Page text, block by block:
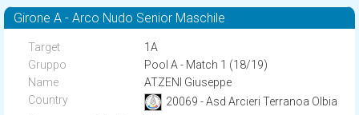
Girone A - Arco Nudo Senior Maschile
1A
Pool A - Match 1 (18/19)
ATZENI Giuseppe
20069 - Asd Arcieri Terranoa Olbia